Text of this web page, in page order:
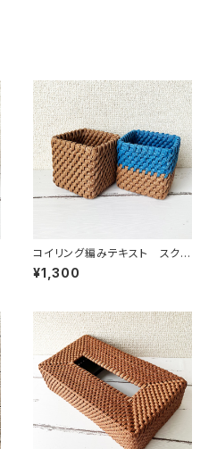
コイリング編みテキスト スクエ
アスタンド
¥1,300